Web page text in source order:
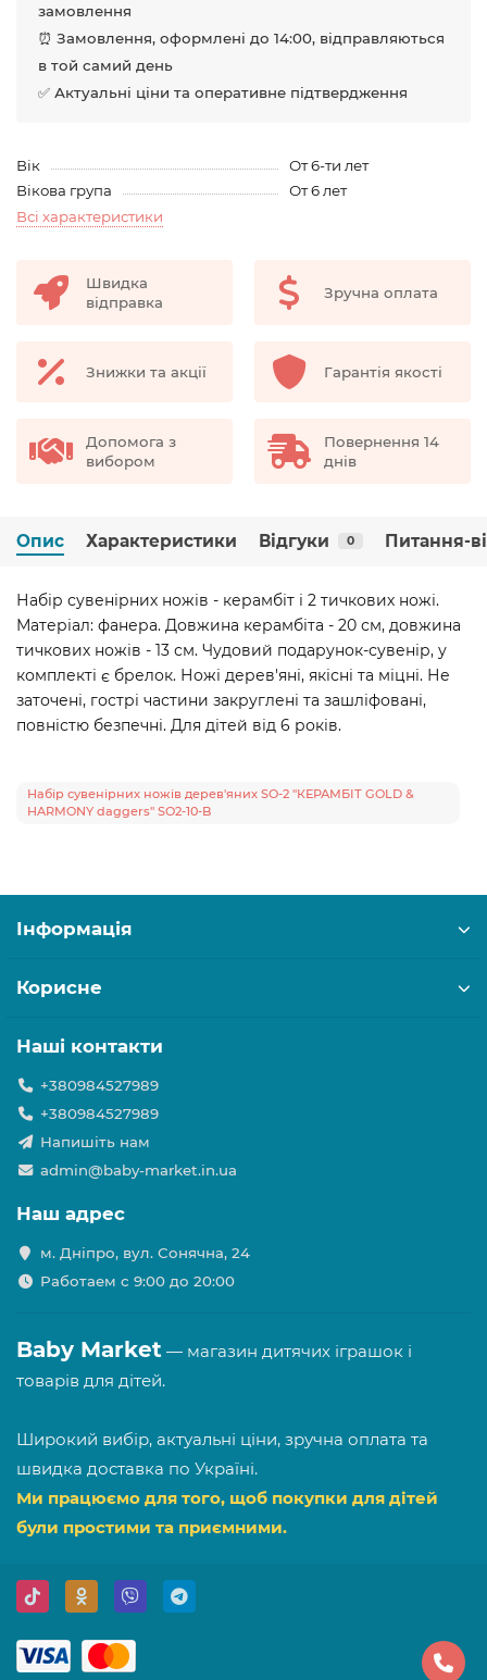
замовлення
⏰ Замовлення, оформлені до 14:00, відправляються
в той самий день
✅ Актуальні ціни та оперативне підтвердження
Вік
От 6-ти лет
Вікова група
От 6 лет
Всі характеристики
Швидка
відправка
Зручна оплата
Знижки та акції Гарантія якості
Допомога з
вибором
Повернення 14
днів
Опис Характеристики Відгуки 0 Питання-
Набір сувенірних ножів - керамбіт і 2 тичкових ножі.
Матеріал: фанера. Довжина керамбіта - 20 см, довжина
тичкових ножів - 13 см. Чудовий подарунок-сувенір, у
комплекті є брелок. Ножі дерев'яні, якісні та міцні. Не
заточені, гострі частини закруглені та зашліфовані,
повністю безпечні. Для дітей від 6 років.
Набір сувенірних ножів дерев'яних SO-2 "КЕРАМБІТ GOLD &
HARMONY daggers" SO2-10-B
Інформація
Корисне
Наші контакти
+380984527989
+380984527989
Напишіть нам
admin@baby-market.in.ua
Наш адрес
м. Дніпро, вул. Сонячна, 24
Работаем с 9:00 до 20:00
Baby Market — магазин дитячих іграшок і
товарів для дітей.
Широкий вибір, актуальні ціни, зручна оплата та
швидка доставка по Україні.
Ми працюємо для того, щоб покупки для дітей
були простими та приємними.